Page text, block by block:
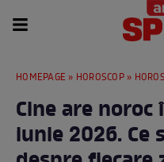
HOMEPAGE » HOROSCOP»
Cine are
iunie 2026. Ce